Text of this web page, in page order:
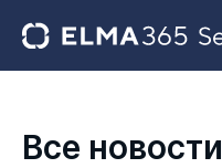
Все новости